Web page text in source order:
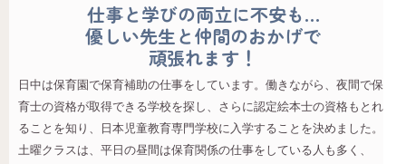
仕事と学びの両立に不安も…
優しい先生と仲間のおかげで
頑張れます！
日中は保育園で保育補助の仕事をしています。働きながら、夜間で保
育士の資格が取得できる学校を探し、さらに認定絵本士の資格もとれ
ることを知り、日本児童教育専門学校に入学することを決めました。
土曜クラスは、平日の昼間は保育関係の仕事をしている人も多く、